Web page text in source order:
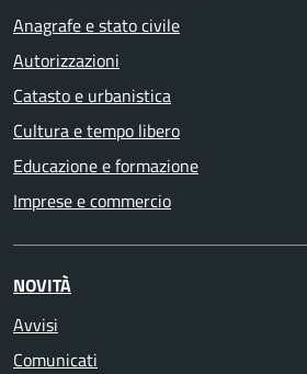
Anagrafe e stato civile
Autorizzazioni
Catasto e urbanistica
Cultura e tempo libero
Educazione e formazione
Imprese e commercio
NOVITÀ
Avvisi
Comunicati